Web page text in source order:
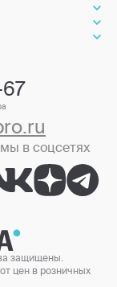
мы в соцсетях
защищены.
цен в розничных